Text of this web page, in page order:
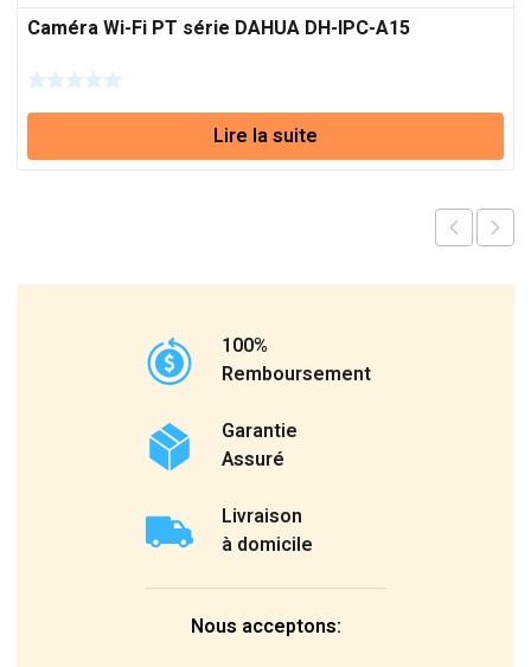
Caméra Wi-Fi PT série DAHUA DH-IPC-A15
Lire la suite
100%
Remboursement
Garantie
Assuré
Livraison
à domicile
Nous acceptons: